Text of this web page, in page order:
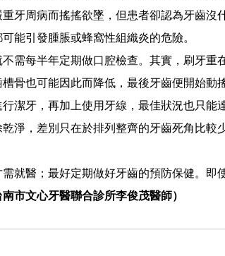
周病而搖搖欲墜，但患者卻認為牙齒沒
能引發腫脹或蜂窩性組織炎的危險。
每半年定期做口腔檢查。其實，刷牙重
骨也可能因此而降低，最後牙齒便開始動搖
牙，再加上使用牙線，最佳狀況也只能
淨，差別只在於排列整齊的牙齒死角比
醫；最好定期做好牙齒的預防保健。即
南市文心牙醫聯合診所李俊茂醫師）